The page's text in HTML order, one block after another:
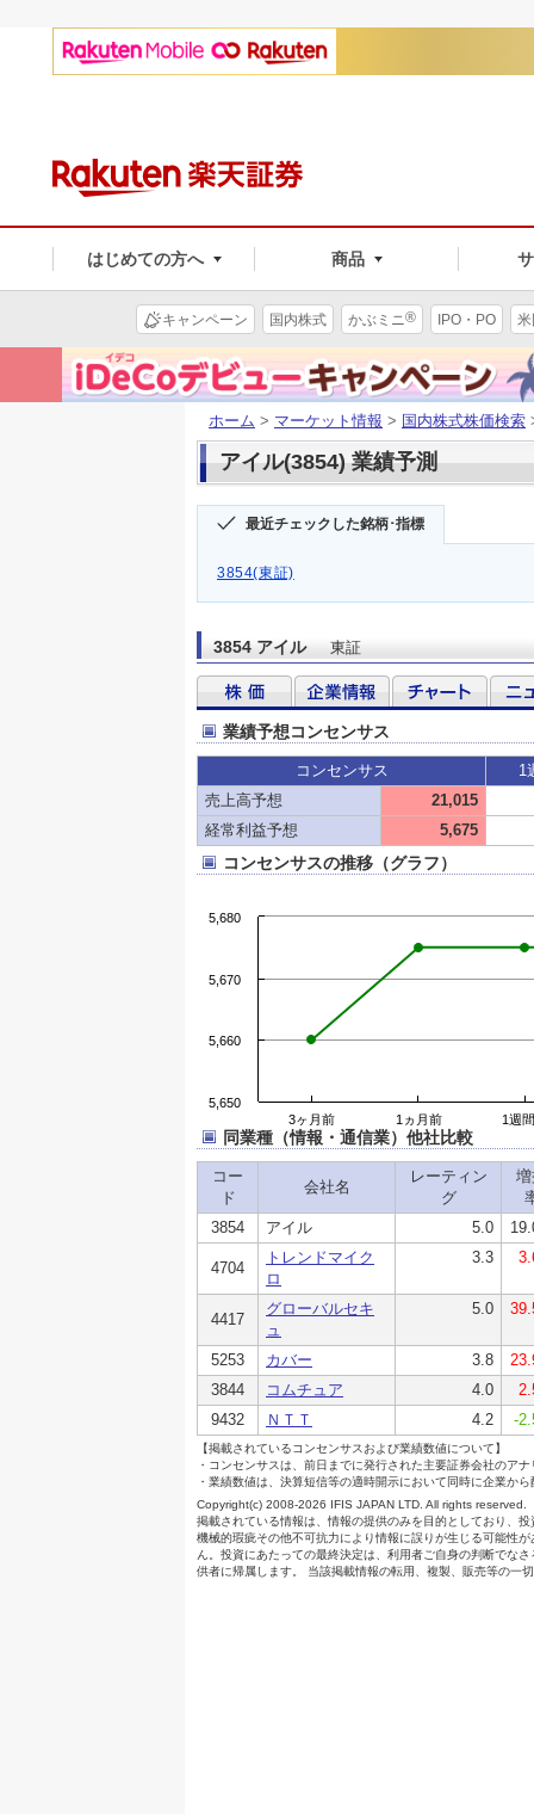
はじめての方へ 商品
キャンペーン 国内株式 かぶミニ® IPO・PO
ホーム > マーケット情報 > 国内株式株価検索
アイル(3854) 業績予測
最近チェックした銘柄･指標
3854(東証)
3854 アイル 東証